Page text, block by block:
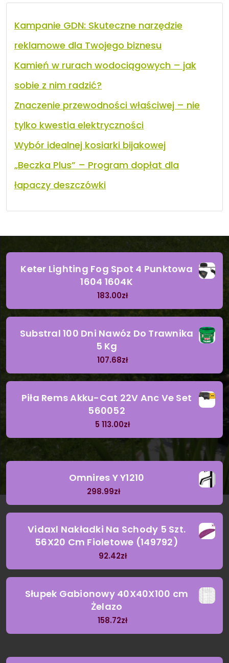
Kampanie GDN: Skuteczne narzędzie
reklamowe dla Twojego biznesu
Kamień w rurach wodociągowych – jak
sobie z nim radzić?
Znaczenie przewodności właściwej – nie
tylko kwestia elektryczności
Wybór idealnej kosiarki bijakowej
„Beczka Plus” – Program dopłat dla
łapaczy deszczówki
Keter Lighting Fog Spot 4 Punktowa
1604 1604K
183.00zł
Substral 100 Dni Nawóz Do Trawnika
5 Kg
107.68zł
Piła Rems Akku-Cat 22V Anc Ve Set
560052
5 113.00zł
Omnires Y Y1210
298.99zł
Vidaxl Nakładki Na Schody 5 Szt.
56X20 Cm Fioletowe (149792)
92.42zł
Słupek Gabionowy 40X40X100 cm
Żelazo
158.72zł